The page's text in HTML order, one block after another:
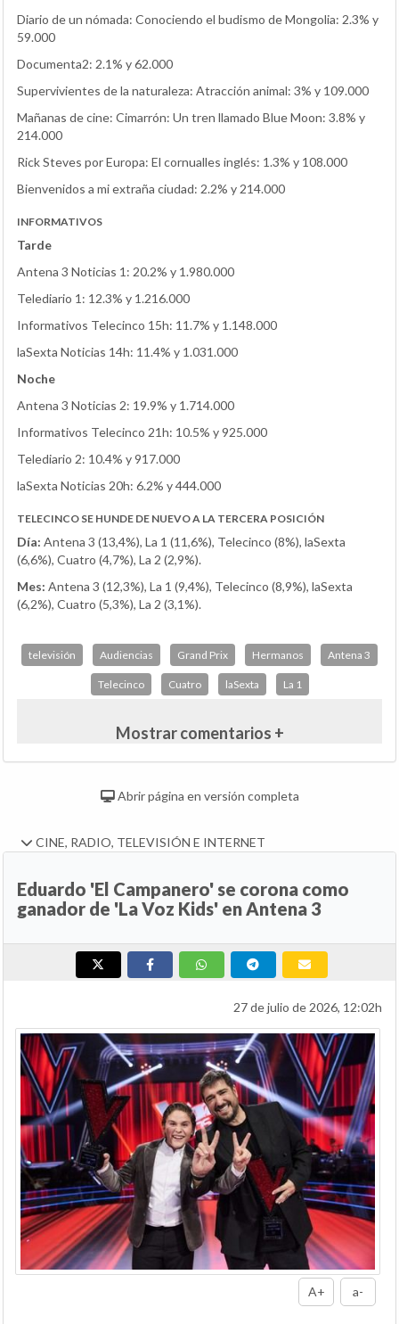
Diario de un nómada: Conociendo el budismo de Mongolia: 2.3% y
59.000
Documenta2: 2.1% y 62.000
Supervivientes de la naturaleza: Atracción animal: 3% y 109.000
Mañanas de cine: Cimarrón: Un tren llamado Blue Moon: 3.8% y
214.000
Rick Steves por Europa: El cornualles inglés: 1.3% y 108.000
Bienvenidos a mi extraña ciudad: 2.2% y 214.000
INFORMATIVOS
Tarde
Antena 3 Noticias 1: 20.2% y 1.980.000
Telediario 1: 12.3% y 1.216.000
Informativos Telecinco 15h: 11.7% y 1.148.000
laSexta Noticias 14h: 11.4% y 1.031.000
Noche
Antena 3 Noticias 2: 19.9% y 1.714.000
Informativos Telecinco 21h: 10.5% y 925.000
Telediario 2: 10.4% y 917.000
laSexta Noticias 20h: 6.2% y 444.000
TELECINCO SE HUNDE DE NUEVO A LA TERCERA POSICIÓN
Día: Antena 3 (13,4%), La 1 (11,6%), Telecinco (8%), laSexta
(6,6%), Cuatro (4,7%), La 2 (2,9%).
Mes: Antena 3 (12,3%), La 1 (9,4%), Telecinco (8,9%), laSexta
(6,2%), Cuatro (5,3%), La 2 (3,1%).
televisión Audiencias Grand Prix Hermanos Antena 3
Telecinco Cuatro laSexta La 1
Mostrar comentarios +
Abrir página en versión completa
CINE, RADIO, TELEVISIÓN E INTERNET
Eduardo 'El Campanero' se corona como
ganador de 'La Voz Kids' en Antena 3
27 de julio de 2026, 12:02h
A+ a-